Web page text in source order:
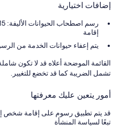
إضافات اختيارية
إقامة
يتم إعفاء حيوانات الخدمة من
القائمة الموضحة أعلاه قد لا تكون
تشمل الضريبة كما قد تخضع للتغيير.
أمور يتعين عليك معرفتها
قد يتم تطبيق رسوم على إقامة شخص
تبعًا لسياسة المنشأة